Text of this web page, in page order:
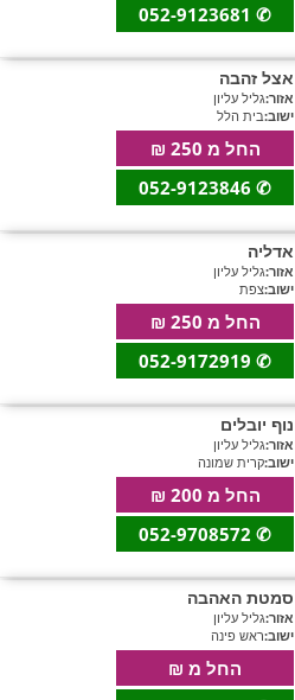
✆
אצל זהבה
אזור:גליל עליון
ישוב:בית הלל
החל מ 250 ₪
✆
אדליה
אזור:גליל עליון
ישוב:צפת
החל מ 250 ₪
✆
נוף יובלים
אזור:גליל עליון
ישוב:קרית שמונה
החל מ 200 ₪
✆
סמטת האהבה
אזור:גליל עליון
ישוב:ראש פינה
החל מ ₪